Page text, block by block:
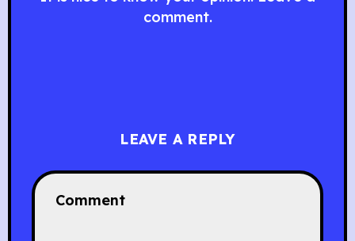
comment.
LEAVE A REPLY